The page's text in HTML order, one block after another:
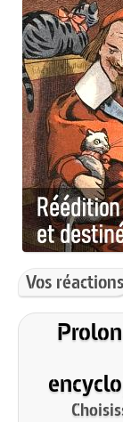
Vos réactions